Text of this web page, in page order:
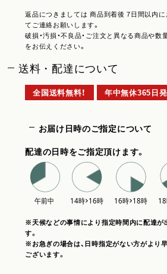
返品につきましては 商品到着後 7日間以内
てご連絡お願いします。
破損・汚損・不良品・ご注文と異なる商品や数
をお伝えください。
送料・配達について
全国送料無料！ 年中無休365日
お届け日時のご指定について
配達の日時をご指定頂けます。
※天候などの事情により指定時間内に配達が
す。
※お急ぎの場合は、日時指定がない方がより
ございます。